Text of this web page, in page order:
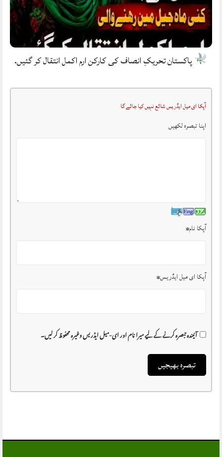
پاکستان تحریکِ انصاف کی کارکن ارم اکمل انتقال کر گئیں.
آپکا ای میل ایڈریس شائع نہیں کیا جائے گا
اپنا تبصرہ لکھیں
آپکا نام*
آپکا ای میل ایڈریس*
آئیندہ تبصرہ کرنے کے لیے میرا نام اور ای-میل ایڈریس وغیرہ محفوظ کر لیں۔